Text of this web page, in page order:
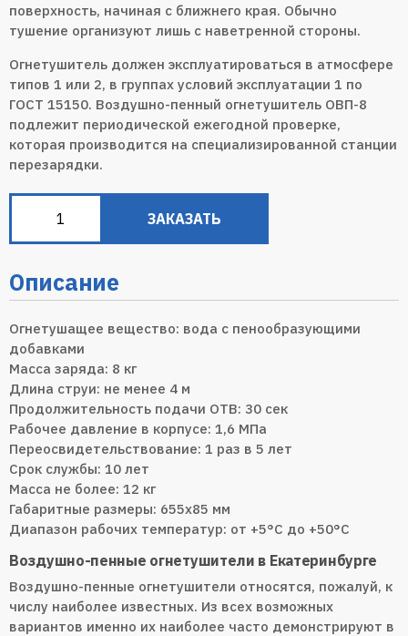
поверхность, начиная с ближнего края. Обычно
тушение организуют лишь с наветренной стороны.
Огнетушитель должен эксплуатироваться в атмосфере
типов 1 или 2, в группах условий эксплуатации 1 по
ГОСТ 15150. Воздушно-пенный огнетушитель ОВП-8
подлежит периодической ежегодной проверке,
которая производится на специализированной станции
перезарядки.
ЗАКАЗАТЬ
Описание
Огнетушащее вещество: вода с пенообразующими
добавками
Масса заряда: 8 кг
Длина струи: не менее 4 м
Продолжительность подачи ОТВ: 30 сек
Рабочее давление в корпусе: 1,6 МПа
Переосвидетельствование: 1 раз в 5 лет
Срок службы: 10 лет
Масса не более: 12 кг
Габаритные размеры: 655х85 мм
Диапазон рабочих температур: от +5°С до +50°С
Воздушно-пенные огнетушители в Екатеринбурге
Воздушно-пенные огнетушители относятся, пожалуй, к
числу наиболее известных. Из всех возможных
вариантов именно их наиболее часто демонстрируют в